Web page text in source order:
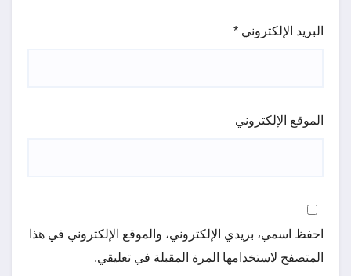
البريد الإلكتروني *
الموقع الإلكتروني
احفظ اسمي، بريدي الإلكتروني، والموقع الإلكتروني في هذا
المتصفح لاستخدامها المرة المقبلة في تعليقي.